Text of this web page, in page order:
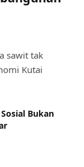
sawit tak
Kutai
Bukan